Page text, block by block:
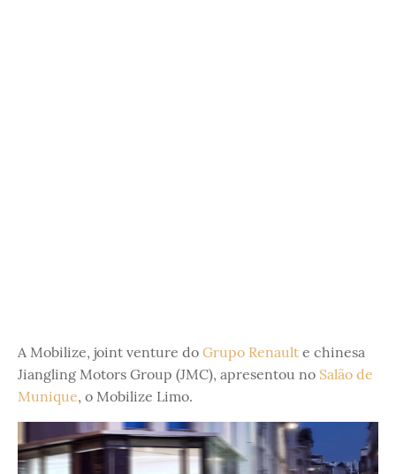
A Mobilize, joint venture do Grupo Renault e chinesa
Jiangling Motors Group (JMC), apresentou no Salão de
Munique, o Mobilize Limo.